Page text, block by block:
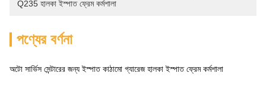
Q235 হালকা ইস্পাত ফ্রেম কর্মশালা
পণ্যের বর্ণনা
অটো সার্ভিস সেন্টারের জন্য ইস্পাত কাঠামো গ্যারেজ হালকা ইস্পাত ফ্রেম কর্মশালা